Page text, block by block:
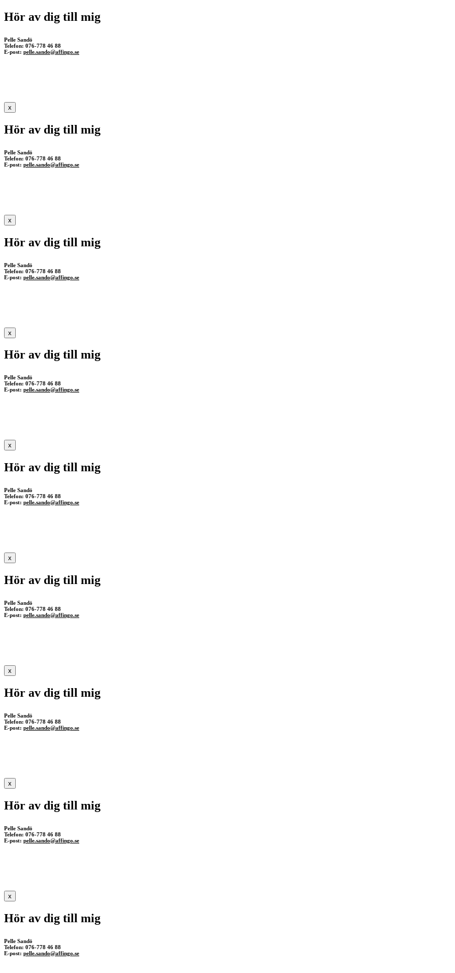
Hör av dig till mig
Pelle Sandö
Telefon: 076-778 46 88
E-post: pelle.sando@affingo.se
x
Hör av dig till mig
Pelle Sandö
Telefon: 076-778 46 88
E-post: pelle.sando@affingo.se
x
Hör av dig till mig
Pelle Sandö
Telefon: 076-778 46 88
E-post: pelle.sando@affingo.se
x
Hör av dig till mig
Pelle Sandö
Telefon: 076-778 46 88
E-post: pelle.sando@affingo.se
x
Hör av dig till mig
Pelle Sandö
Telefon: 076-778 46 88
E-post: pelle.sando@affingo.se
x
Hör av dig till mig
Pelle Sandö
Telefon: 076-778 46 88
E-post: pelle.sando@affingo.se
x
Hör av dig till mig
Pelle Sandö
Telefon: 076-778 46 88
E-post: pelle.sando@affingo.se
x
Hör av dig till mig
Pelle Sandö
Telefon: 076-778 46 88
E-post: pelle.sando@affingo.se
x
Hör av dig till mig
Pelle Sandö
Telefon: 076-778 46 88
E-post: pelle.sando@affingo.se